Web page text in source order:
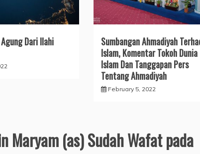
Dari Ilahi
Sumbangan Ahmadiyah
Islam, Komentar Tokoh Dunia
Islam Dan Tanggapan Pers
Tentang Ahmadiyah
February 5, 2022
Maryam (as) Sudah Wafat pada